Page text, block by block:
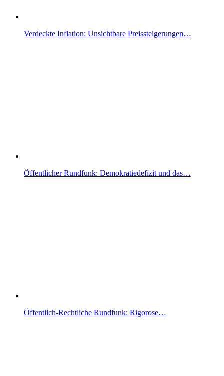
Verdeckte Inflation: Unsichtbare Preissteigerungen…
Öffentlicher Rundfunk: Demokratiedefizit und das…
Öffentlich-Rechtliche Rundfunk: Rigorose…